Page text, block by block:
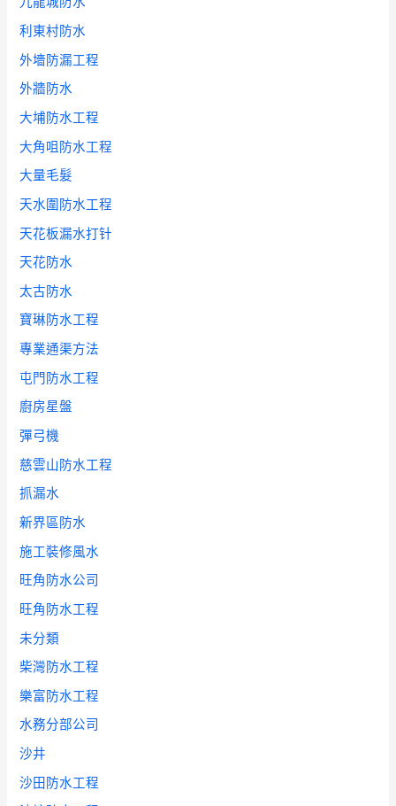
利東村防水
外墻防漏工程
外牆防水
大埔防水工程
大角咀防水工程
大量毛髮
天水圍防水工程
天花板漏水打针
天花防水
太古防水
寶琳防水工程
專業通渠方法
屯門防水工程
廚房星盤
彈弓機
慈雲山防水工程
抓漏水
新界區防水
施工裝修風水
旺角防水公司
旺角防水工程
未分類
柴灣防水工程
樂富防水工程
水務分部公司
沙井
沙田防水工程